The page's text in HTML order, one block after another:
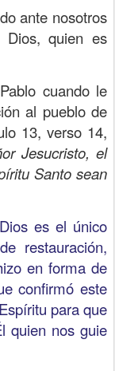
ante nosotros
quien es
cuando le
al pueblo de
13, verso 14,
Jesucristo, el
Santo sean
es el único
restauración,
en forma de
confirmó este
para que
quien nos guie